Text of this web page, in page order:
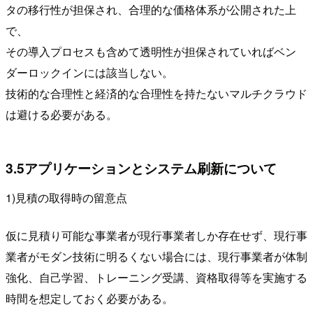
タの移行性が担保され、合理的な価格体系が公開された上
で、
その導入プロセスも含めて透明性が担保されていればベン
ダーロックインには該当しない。
技術的な合理性と経済的な合理性を持たないマルチクラウド
は避ける必要がある。
3.5アプリケーションとシステム刷新について
1)見積の取得時の留意点
仮に見積り可能な事業者が現行事業者しか存在せず、現行事
業者がモダン技術に明るくない場合には、現行事業者が体制
強化、自己学習、トレーニング受講、資格取得等を実施する
時間を想定しておく必要がある。